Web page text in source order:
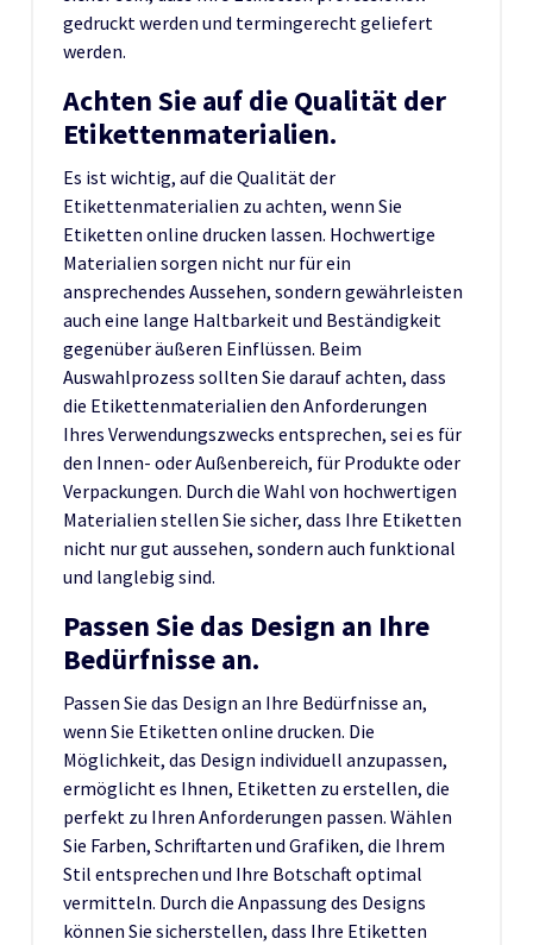
gedruckt werden und termingerecht geliefert
werden.
Achten Sie auf die Qualität der
Etikettenmaterialien.
Es ist wichtig, auf die Qualität der
Etikettenmaterialien zu achten, wenn Sie
Etiketten online drucken lassen. Hochwertige
Materialien sorgen nicht nur für ein
ansprechendes Aussehen, sondern gewährleisten
auch eine lange Haltbarkeit und Beständigkeit
gegenüber äußeren Einflüssen. Beim
Auswahlprozess sollten Sie darauf achten, dass
die Etikettenmaterialien den Anforderungen
Ihres Verwendungszwecks entsprechen, sei es für
den Innen- oder Außenbereich, für Produkte oder
Verpackungen. Durch die Wahl von hochwertigen
Materialien stellen Sie sicher, dass Ihre Etiketten
nicht nur gut aussehen, sondern auch funktional
und langlebig sind.
Passen Sie das Design an Ihre
Bedürfnisse an.
Passen Sie das Design an Ihre Bedürfnisse an,
wenn Sie Etiketten online drucken. Die
Möglichkeit, das Design individuell anzupassen,
ermöglicht es Ihnen, Etiketten zu erstellen, die
perfekt zu Ihren Anforderungen passen. Wählen
Sie Farben, Schriftarten und Grafiken, die Ihrem
Stil entsprechen und Ihre Botschaft optimal
vermitteln. Durch die Anpassung des Designs
können Sie sicherstellen, dass Ihre Etiketten